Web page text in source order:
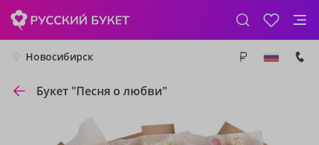
Новосибирск
Букет "Песня о любви"